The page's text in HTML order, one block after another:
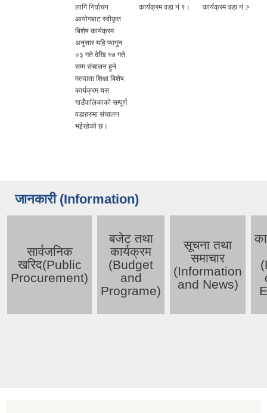
लागि निर्वाचन
आयोगबाट स्वीकृत
बिशेष कार्यक्रम
अनुसार यहि फागुन
०३ गते देखि १७ गते
सम्म संचालन हुने
मतदाता शिक्षा बिशेष
कार्यक्रम यस
गाउँपालिकाको सम्पूर्ण
वडाहरुमा संचालन
भईरहेको छ।
कार्यक्रम वडा नं ९।
कार्यक्रम वडा नं ७
जानकारी (Information)
सार्वजनिक
खरिद(Public
Procurement)
बजेट तथा
कार्यक्रम
(Budget
and
Programe)
सूचना तथा
समाचार
(Information
and News)